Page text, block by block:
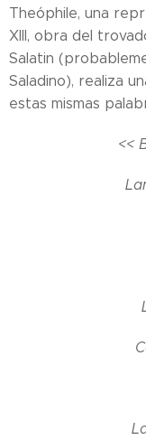
Theóphile, una
XIII, obra del
Salatin
Saladino), realiza
estas mismas
<<